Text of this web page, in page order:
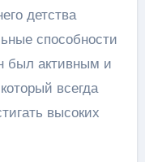
детства
способности
был активным и
всегда
высоких